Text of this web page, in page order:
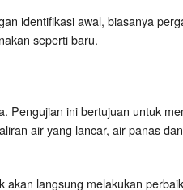
identifikasi awal, biasanya
seperti baru.
Pengujian ini bertujuan untuk
air yang lancar, air panas
langsung melakukan